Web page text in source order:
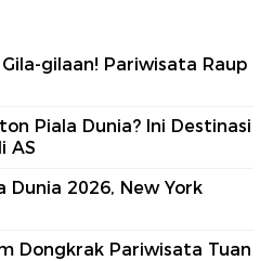
gilaan! Pariwisata Raup
Piala Dunia? Ini Destinasi
AS
Dunia 2026, New York
Dongkrak Pariwisata Tuan